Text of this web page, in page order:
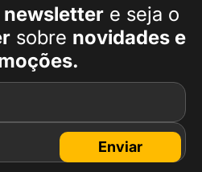
newslettere seja o
sobre novidades e
Enviar